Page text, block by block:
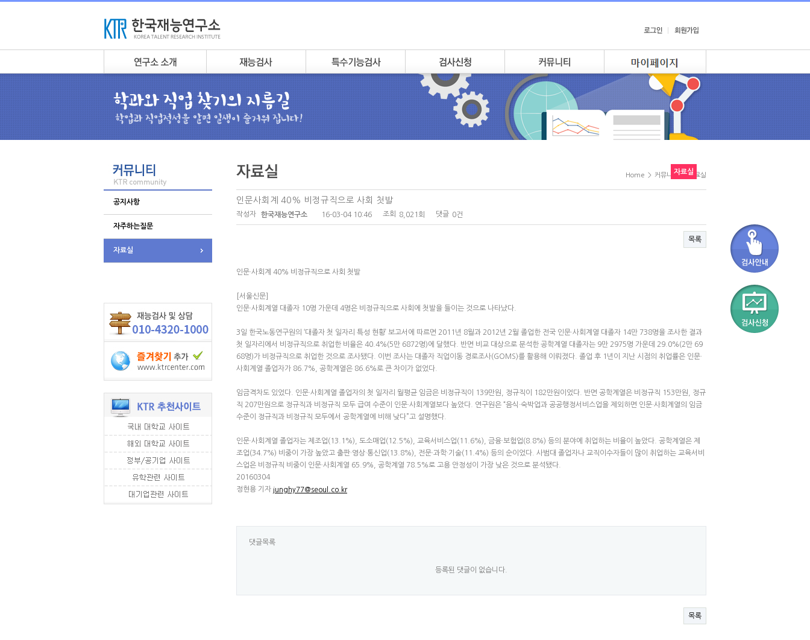
공지사항
자주하는질문
자료실
Home > 커뮤니티 > 자료실
자료실
인문사회계 40% 비정규직으로 사회 첫발
작성자 한국재능연구소 16-03-04 10:46 조회 8,021회 댓글 0건
목록
인문·사회계 40% 비정규직으로 사회 첫발
[서울신문]
인문·사회계열 대졸자 10명 가운데 4명은 비정규직으로 사회에 첫발을 들이는 것으로 나타났다.
3일 한국노동연구원의 ‘대졸자 첫 일자리 특성 현황’ 보고서에 따르면 2011년 8월과 2012년 2월 졸업한 전국 인문·사회계열 대졸자 14만 738명을 조사한 결과
첫 일자리에서 비정규직으로 취업한 비율은 40.4%(5만 6872명)에 달했다. 반면 비교 대상으로 분석한 공학계열 대졸자는 9만 2975명 가운데 29.0%(2만 69
68명)가 비정규직으로 취업한 것으로 조사됐다. 이번 조사는 대졸자 직업이동 경로조사(GOMS)를 활용해 이뤄졌다. 졸업 후 1년이 지난 시점의 취업률은 인문·
사회계열 졸업자가 86.7%, 공학계열은 86.6%로 큰 차이가 없었다.
임금격차도 있었다. 인문·사회계열 졸업자의 첫 일자리 월평균 임금은 비정규직이 139만원, 정규직이 182만원이었다. 반면 공학계열은 비정규직 153만원, 정규
직 207만원으로 정규직과 비정규직 모두 급여 수준이 인문·사회계열보다 높았다. 연구원은 “음식·숙박업과 공공행정서비스업을 제외하면 인문·사회계열의 임금
수준이 정규직과 비정규직 모두에서 공학계열에 비해 낮다”고 설명했다.
인문·사회계열 졸업자는 제조업(13.1%), 도소매업(12.5%), 교육서비스업(11.6%), 금융·보험업(8.8%) 등의 분야에 취업하는 비율이 높았다. 공학계열은 제
조업(34.7%) 비중이 가장 높았고 출판·영상·통신업(13.8%), 전문·과학·기술(11.4%) 등의 순이었다. 사범대 졸업자나 교직이수자들이 많이 취업하는 교육서비
스업은 비정규직 비중이 인문·사회계열 65.9%, 공학계열 78.5%로 고용 안정성이 가장 낮은 것으로 분석됐다.
20160304
정현용 기자 junghy77@seoul.co.kr
댓글목록
등록된 댓글이 없습니다.
목록